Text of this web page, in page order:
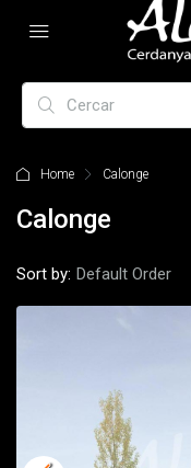
Home Calonge
Calonge
Sort by: Default Order